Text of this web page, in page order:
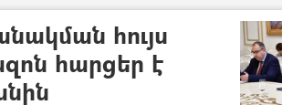
հույս
հարցեր է